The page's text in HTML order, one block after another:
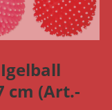
cm (Art.-